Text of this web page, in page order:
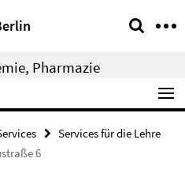
Pharmazie
Services für die Lehre
6